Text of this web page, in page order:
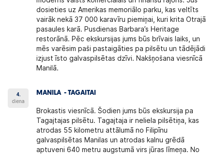
dosieties uz Amerikas memoriālo parku, kas veltīts
vairāk nekā 37 000 karavīru piemiņai, kuri krita Otrajā
pasaules karā. Pusdienas Barbara’s Heritage
restorānā. Pēc ekskursijas jums būs brīvais laiks, un
mēs varēsim paši pastaigāties pa pilsētu un tādējādi
izjust īsto galvaspilsētas dzīvi. Nakšņošana viesnīcā
Manilā.
4.
diena
MANILA - TAGAITAI
Brokastis viesnīcā. Šodien jums būs ekskursija pa
Tagajtajas pilsētu. Tagajtaja ir neliela pilsētiņa, kas
atrodas 55 kilometru attālumā no Filipīnu
galvaspilsētas Manilas un atrodas kalnu grēdā
aptuveni 640 metru augstumā virs jūras līmeņa. No